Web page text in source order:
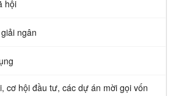
hội
ngân
cơ hội đầu tư, các dự án mời gọi vốn